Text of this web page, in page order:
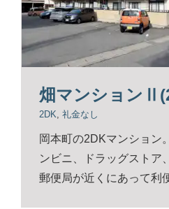
畑マンション
2DK, 礼金なし
岡本町の2DKマンション
ンビニ、ドラッグストア
郵便局が近くにあって利